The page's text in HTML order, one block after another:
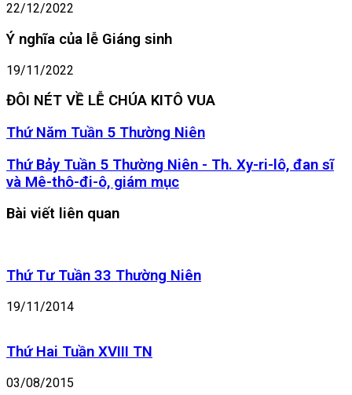
22/12/2022
Ý nghĩa của lễ Giáng sinh
19/11/2022
ĐÔI NÉT VỀ LỄ CHÚA KITÔ VUA
Thứ
Tuần
5
Thường
Niên
Thứ Năm Tuần 5 Thường Niên
Thứ
Bảy
Tuần
5
Thường
Th.
Xy-
lô,
và
thô-
Thứ Bảy Tuần 5 Thường Niên - Th. Xy-ri-lô, đan sĩ
và Mê-thô-đi-ô, giám mục
Bài viết liên quan
Thứ Tư Tuần 33 Thường Niên
19/11/2014
Thứ Hai Tuần XVIII TN
03/08/2015